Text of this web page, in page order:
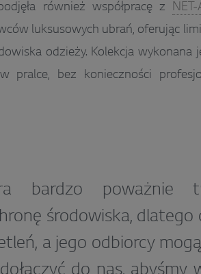
również współpracę z NET-
luksusowych ubrań, oferując
odzieży. Kolekcja wykonana
pralce, bez konieczności
bardzo poważnie
środowiska, dlatego
a jego odbiorcy